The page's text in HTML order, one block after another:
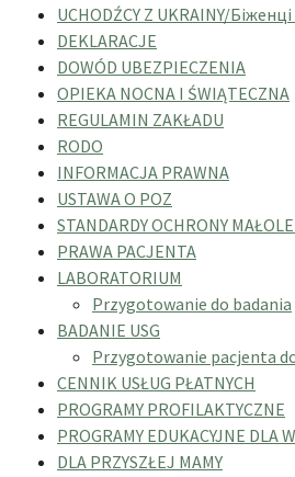
UCHODŹCY Z UKRAINY/
DEKLARACJE
DOWÓD UBEZPIECZENIA
OPIEKA NOCNA I ŚWIĄTECZNA
REGULAMIN ZAKŁADU
RODO
INFORMACJA PRAWNA
USTAWA O POZ
STANDARDY OCHRONY
PRAWA PACJENTA
LABORATORIUM
Przygotowanie do badania
BADANIE USG
Przygotowanie pacjenta
CENNIK USŁUG PŁATNYCH
PROGRAMY PROFILAKTYCZNE
PROGRAMY EDUKACYJNE DLA
DLA PRZYSZŁEJ MAMY